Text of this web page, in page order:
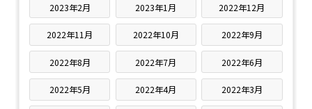
2023年2月 2023年1月 2022年12月
2022年11月 2022年10月 2022年9月
2022年8月 2022年7月 2022年6月
2022年5月 2022年4月 2022年3月